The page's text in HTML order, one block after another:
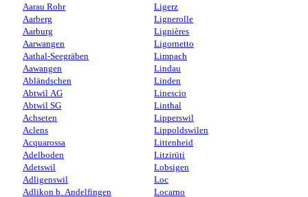
Aarau Rohr
Aarberg
Aarburg
Aarwangen
Aathal-Seegräben
Aawangen
Abländschen
Abtwil AG
Abtwil SG
Achseten
Aclens
Acquarossa
Adelboden
Adetswil
Adligenswil
Adlikon b. Andelfingen
Ligerz
Lignerolle
Lignières
Ligornetto
Limpach
Lindau
Linden
Linescio
Linthal
Lipperswil
Lippoldswilen
Littenheid
Litzirüti
Lobsigen
Loc
Locarno